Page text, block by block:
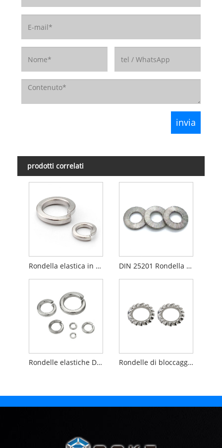
prodotti correlati
Rondella elastica in acciaio inossidabile A2 DIN127 DIN 25201 Rondella autobloccante doppia piega
Rondelle elastiche DIN7980 in acciaio inossidabile Rondelle di bloccaggio seghettate DIN 6798